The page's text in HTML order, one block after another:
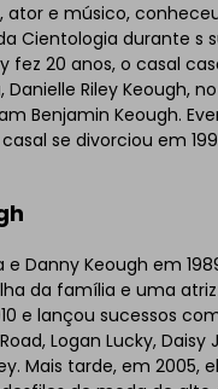
ator e músico,
Cientologia durante s
fez 20 anos, o casal
Riley Keough,
Benjamin Keough.
se divorciou em
e Danny Keough em
da família e uma atriz
e lançou sucessos
Logan Lucky, Daisy
Mais tarde, em 2005,